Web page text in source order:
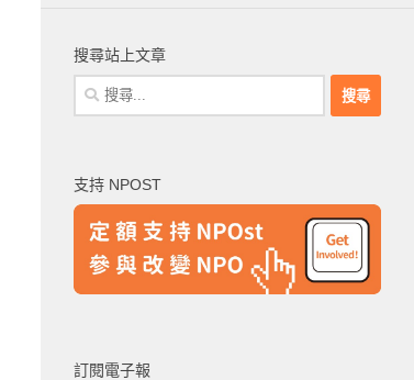
搜尋站上文章
搜
尋
字:
支持 NPOST
訂閱電子報